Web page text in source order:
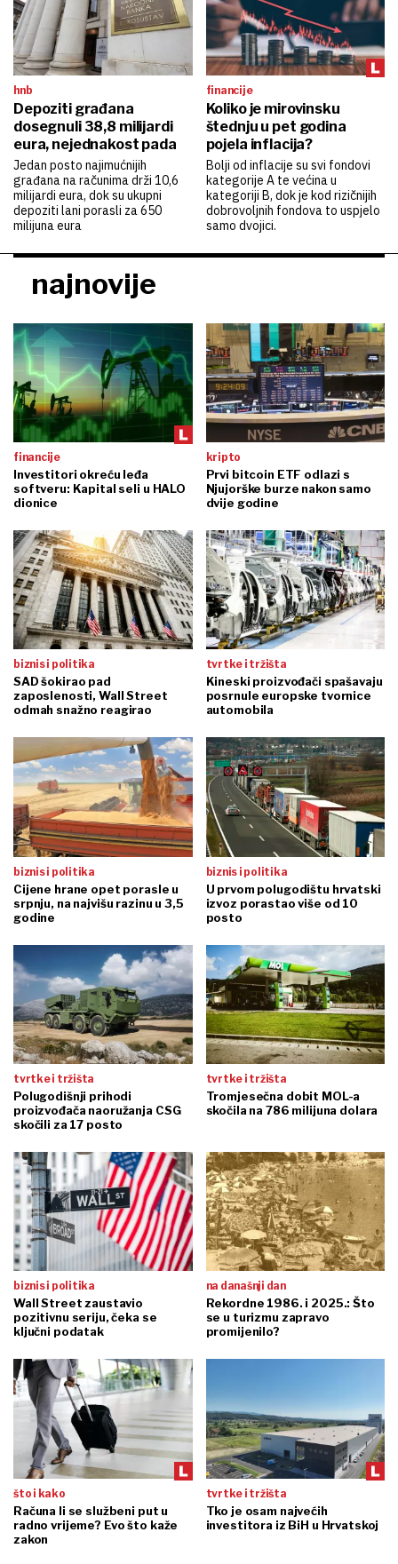
hnb
Depoziti građana
dosegnuli 38,8 milijardi
eura, nejednakost pada
Jedan posto najimućnijih
građana na računima drži 10,6
milijardi eura, dok su ukupni
depoziti lani porasli za 650
milijuna eura
financije
Koliko je mirovinsku
štednju u pet godina
pojela inflacija?
Bolji od inflacije su svi fondovi
kategorije A te većina u
kategoriji B, dok je kod rizičnijih
dobrovoljnih fondova to uspjelo
samo dvojici.
najnovije
financije
Investitori okreću leđa
softveru: Kapital seli u HALO
dionice
kripto
Prvi bitcoin ETF odlazi s
Njujorške burze nakon samo
dvije godine
biznis i politika
SAD šokirao pad
zaposlenosti, Wall Street
odmah snažno reagirao
tvrtke i tržišta
Kineski proizvođači spašavaju
posrnule europske tvornice
automobila
biznis i politika
Cijene hrane opet porasle u
srpnju, na najvišu razinu u 3,5
godine
biznis i politika
U prvom polugodištu hrvatski
izvoz porastao više od 10
posto
tvrtke i tržišta
Polugodišnji prihodi
proizvođača naoružanja CSG
skočili za 17 posto
tvrtke i tržišta
Tromjesečna dobit MOL-a
skočila na 786 milijuna dolara
biznis i politika
Wall Street zaustavio
pozitivnu seriju, čeka se
ključni podatak
na današnji dan
Rekordne 1986. i 2025.: Što
se u turizmu zapravo
promijenilo?
što i kako
Računa li se službeni put u
radno vrijeme? Evo što kaže
zakon
tvrtke i tržišta
Tko je osam najvećih
investitora iz BiH u Hrvatskoj